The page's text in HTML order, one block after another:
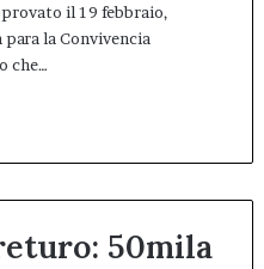
il 19 febbraio,
para la Convivencia
che…
50mila